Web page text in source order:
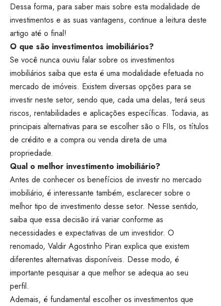
Dessa forma, para saber mais sobre esta modalidade de
investimentos e as suas vantagens, continue a leitura deste
artigo até o final!
O que são investimentos imobiliários?
Se você nunca ouviu falar sobre os investimentos
imobiliários saiba que esta é uma modalidade efetuada no
mercado de imóveis. Existem diversas opções para se
investir neste setor, sendo que, cada uma delas, terá seus
riscos, rentabilidades e aplicações específicas. Todavia, as
principais alternativas para se escolher são o FIIs, os títulos
de crédito e a compra ou venda direta de uma
propriedade.
Qual o melhor investimento imobiliário?
Antes de conhecer os benefícios de investir no mercado
imobiliário, é interessante também, esclarecer sobre o
melhor tipo de investimento desse setor. Nesse sentido,
saiba que essa decisão irá variar conforme as
necessidades e expectativas de um investidor. O
renomado, Valdir Agostinho Piran explica que existem
diferentes alternativas disponíveis. Desse modo, é
importante pesquisar a que melhor se adequa ao seu
perfil.
Ademais, é fundamental escolher os investimentos que